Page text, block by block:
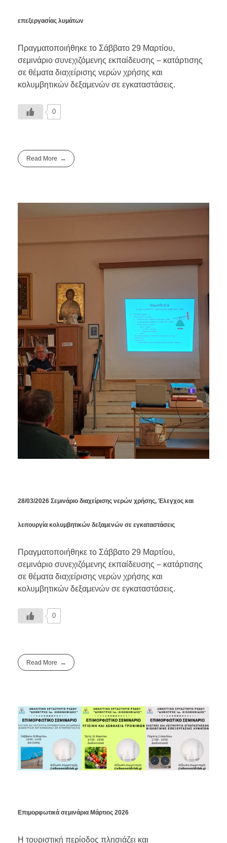
επεξεργασίας λυμάτων
Πραγματοποιήθηκε το Σάββατο 29 Μαρτίου,
σεμινάριο συνεχιζόμενης εκπαίδευσης – κατάρτισης
σε θέματα διαχείρισης νερών χρήσης και
κολυμβητικών δεξαμενών σε εγκαταστάσεις.
0
Read More
28/03/2026 Σεμινάριο διαχείρισης νερών χρήσης, Έλεγχος και
λειτουργία κολυμβητικών δεξαμενών σε εγκαταστάσεις
Πραγματοποιήθηκε το Σάββατο 29 Μαρτίου,
σεμινάριο συνεχιζόμενης εκπαίδευσης – κατάρτισης
σε θέματα διαχείρισης νερών χρήσης και
κολυμβητικών δεξαμενών σε εγκαταστάσεις.
0
Read More
Επιμορφωτικά σεμινάρια Μάρτιος 2026
Η τουριστική περίοδος πλησιάζει και